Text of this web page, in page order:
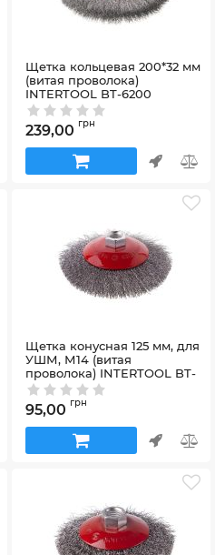
Щетка кольцевая 200*32 мм
(витая проволока)
INTERTOOL BT-6200
Артикул:BT-6200
239,00 грн
Щетка конусная 125 мм, для
УШМ, М14 (витая
проволока) INTERTOOL BT-
5125
Артикул: BT-5125
95,00 грн